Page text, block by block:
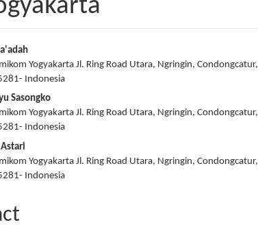
Yogyakarta Jl. Ring Road Utara, Ngringin, Condongcatur,
Indonesia
Sasongko
Yogyakarta Jl. Ring Road Utara, Ngringin, Condongcatur,
Indonesia
Yogyakarta Jl. Ring Road Utara, Ngringin, Condongcatur,
Indonesia